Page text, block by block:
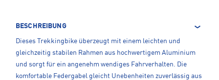
BESCHREIBUNG
Dieses Trekkingbike überzeugt mit einem leichten und
gleichzeitig stabilen Rahmen aus hochwertigem Aluminium
und sorgt für ein angenehm wendiges Fahrverhalten. Die
komfortable Federgabel gleicht Unebenheiten zuverlässig aus